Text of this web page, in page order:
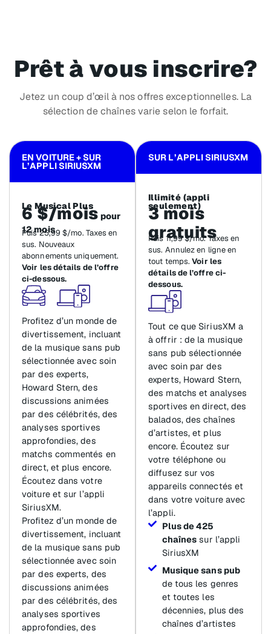
Prêt à vous inscrire?
Jetez un coup d’œil à nos offres exceptionnelles. La
sélection de chaînes varie selon le forfait.
EN VOITURE + SUR
L’APPLI SIRIUSXM
Le Musical Plus
6 $/mois pour
12 mois
Puis 25,99 $/mo. Taxes en
sus. Nouveaux
abonnements uniquement.
Voir les détails de l’offre
ci-dessous.
Profitez d’un monde de
divertissement, incluant
de la musique sans pub
sélectionnée avec soin
par des experts,
Howard Stern, des
discussions animées
par des célébrités, des
analyses sportives
approfondies, des
matchs commentés en
direct, et plus encore.
Écoutez dans votre
voiture et sur l’appli
SiriusXM.
Profitez d’un monde de
divertissement, incluant
de la musique sans pub
sélectionnée avec soin
par des experts, des
discussions animées
par des célébrités, des
analyses sportives
approfondies, des
SUR L’APPLI SIRIUSXM
Illimité (appli
seulement)
3 mois
gratuits
Puis 11,99 $/mo. Taxes en
sus. Annulez en ligne en
tout temps.Voir les
détails de l’offre ci-
dessous.
Tout ce que SiriusXM a
à offrir : de la musique
sans pub sélectionnée
avec soin par des
experts, Howard Stern,
des matchs et analyses
sportives en direct, des
balados, des chaînes
d’artistes, et plus
encore. Écoutez sur
votre téléphone ou
diffusez sur vos
appareils connectés et
dans votre voiture avec
l’appli.
Plus de 425
chaînes sur l’appli
SiriusXM
Musique sans pub
de tous les genres
et toutes les
décennies, plus des
chaînes d’artistes